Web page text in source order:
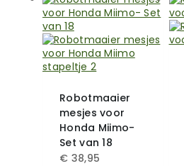
Robotmaaier
mesjes voor
Honda Miimo-
Set van 18
€ 38,95